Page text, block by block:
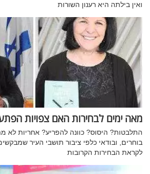
ואין בילתה היא רענון השורות
מאה ימים לבחירות האם צפויות
התלבטות? היסוס? כוונה להפריע? אחריות לא
בוחרים, ובודאי כלפי ציבור תושבי העיר
לקראת הבחירות הקרובות